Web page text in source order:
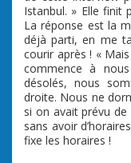
Istanbul. » Elle finit
La réponse est la
déjà parti, en me
courir après ! «
commence à
désolés, nous
droite. Nous ne
si on avait prévu
sans avoir
fixe les horaires !